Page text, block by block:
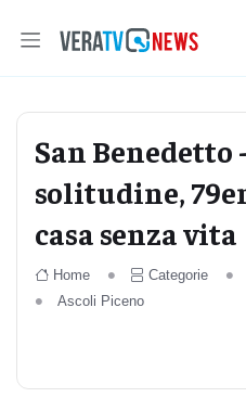
San
solitudine,
casa senza vita
Home Categorie
Ascoli Piceno